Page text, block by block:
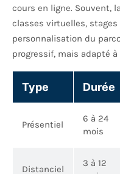
cours en ligne. Souvent,
classes virtuelles,
personnalisation du
progressif, mais adapté
Type Durée
Présentiel
6 à 24
mois
Distanciel
3 à 12